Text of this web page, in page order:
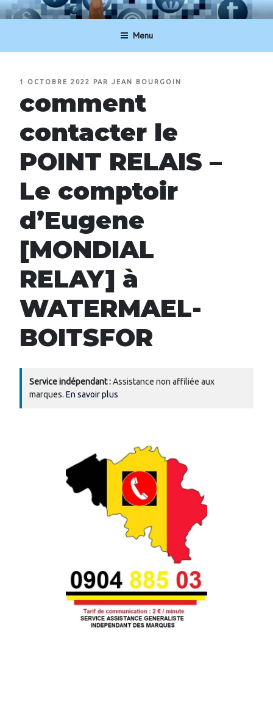
Aller
au
principal
NUMERO-SERVICECLIENT.BE
Menu
PUBLIÉ
1 OCTOBRE 2022 PAR JEAN BOURGOIN
comment
contacter le
POINT RELAIS –
Le comptoir
d’Eugene
[MONDIAL
RELAY] à
WATERMAEL-
BOITSFOR
Service indépendant :Assistance non affiliée aux
marques. En savoir plus